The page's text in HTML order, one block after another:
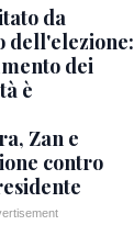
da
dell'elezione:
dei
è
Zan e
contro